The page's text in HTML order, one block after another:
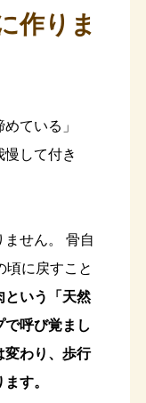
作りま
ている」
慢して付き
せん。 骨自
頃に戻すこと
という「天然
呼び覚まし
変わり、歩行
す。